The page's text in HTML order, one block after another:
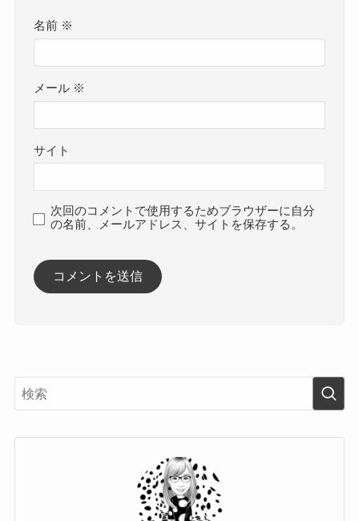
名前 ※
メール ※
サイト
次回のコメントで使用するためブラウザーに自分
の名前、メールアドレス、サイトを保存する。